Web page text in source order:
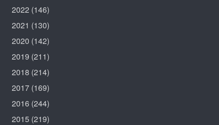
2022 (146)
2021 (130)
2020 (142)
2019 (211)
2018 (214)
2017 (169)
2016 (244)
2015 (219)